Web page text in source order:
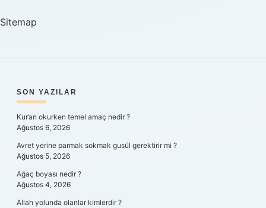
Sitemap
SIDEBAR
SON YAZILAR
Kur’an okurken temel amaç nedir ?
Ağustos 6, 2026
Avret yerine parmak sokmak gusül gerektirir mi ?
Ağustos 5, 2026
Ağaç boyası nedir ?
Ağustos 4, 2026
Allah yolunda olanlar kimlerdir ?